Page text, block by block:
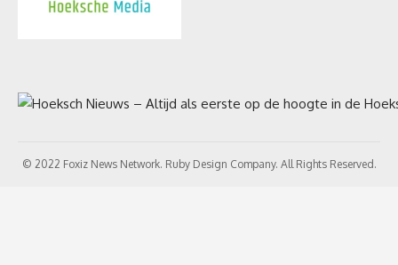
© 2022 Foxiz News Network. Ruby Design Company. All Rights Reserved.